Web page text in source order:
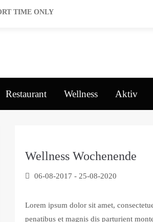
TIME ONLY
Restaurant Wellness Aktiv
Wellness Wochenende
06-08-2017 - 25-08-2020
Lorem ipsum dolor sit amet,
penatibus et magnis dis parturient